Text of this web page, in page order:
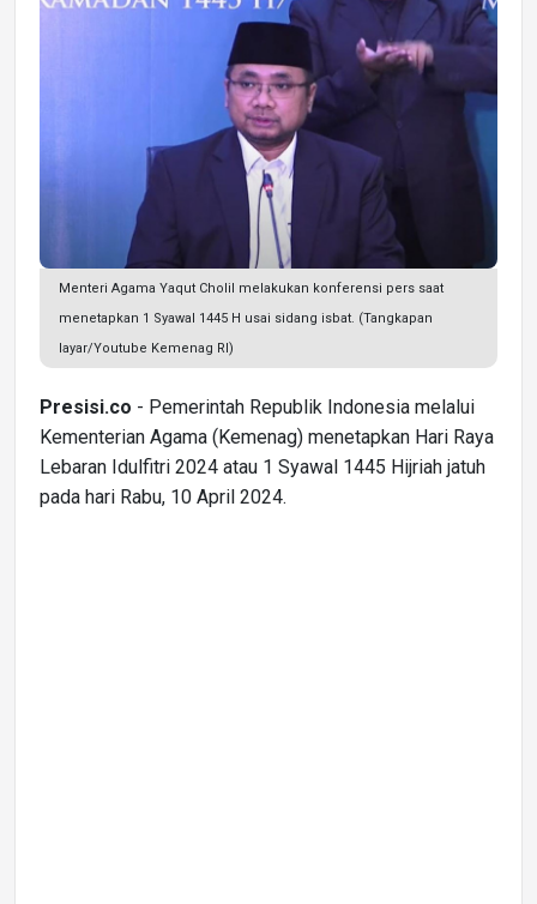
Menteri Agama Yaqut Cholil melakukan konferensi pers saat
menetapkan 1 Syawal 1445 H usai sidang isbat. (Tangkapan
layar/Youtube Kemenag RI)
Presisi.co - Pemerintah Republik Indonesia melalui
Kementerian Agama (Kemenag) menetapkan Hari Raya
Lebaran Idulfitri 2024 atau 1 Syawal 1445 Hijriah jatuh
pada hari Rabu, 10 April 2024.